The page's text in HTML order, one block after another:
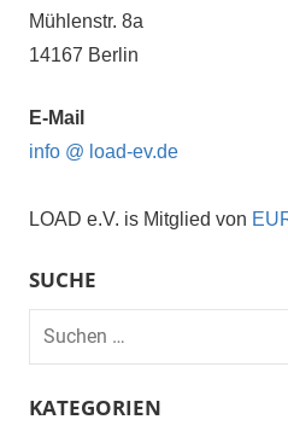
Mühlenstr. 8a
14167 Berlin
E-Mail
info @ load-ev.de
LOAD e.V. is Mitglied von
SUCHE
Suchen
nach:
KATEGORIEN